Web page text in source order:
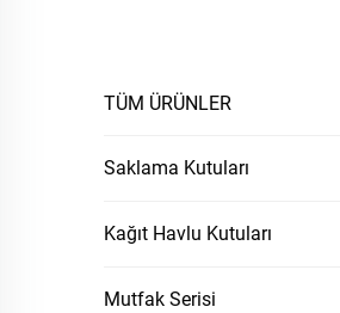
TÜM ÜRÜNLER
Saklama Kutuları
Kağıt Havlu Kutuları
Mutfak Serisi